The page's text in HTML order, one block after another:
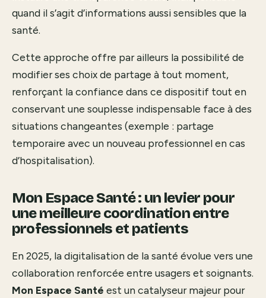
quand il s’agit d’informations aussi sensibles que la
santé.
Cette approche offre par ailleurs la possibilité de
modifier ses choix de partage à tout moment,
renforçant la confiance dans ce dispositif tout en
conservant une souplesse indispensable face à des
situations changeantes (exemple : partage
temporaire avec un nouveau professionnel en cas
d’hospitalisation).
Mon Espace Santé : un levier pour
une meilleure coordination entre
professionnels et patients
En 2025, la digitalisation de la santé évolue vers une
collaboration renforcée entre usagers et soignants.
Mon Espace Santé est un catalyseur majeur pour